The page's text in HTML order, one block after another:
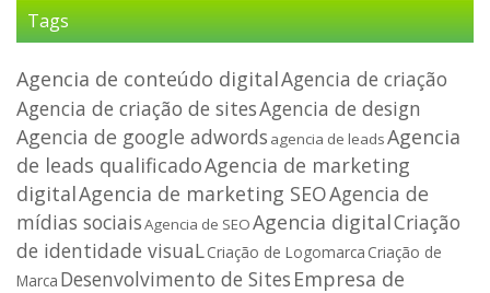
Tags
Agencia de conteúdo digitalAgencia de criação
Agencia de criação de sitesAgencia de design
Agencia de google adwords agencia de leadsAgencia
de leads qualificadoAgencia de marketing
digitalAgencia de marketing SEOAgencia de
mídias sociaisAgencia de SEOAgencia digitalCriação
de identidade visuaLCriação de Logomarca Criação de
Marca Desenvolvimento de Sites Empresa de